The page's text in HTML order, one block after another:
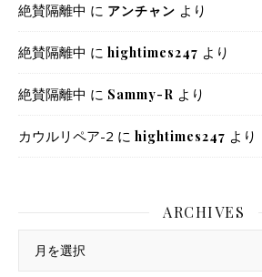
絶賛隔離中 に アンチャン より
絶賛隔離中 に hightimes247 より
絶賛隔離中 に Sammy-R より
カウルリペア-2 に hightimes247 より
ARCHIVES
Archives